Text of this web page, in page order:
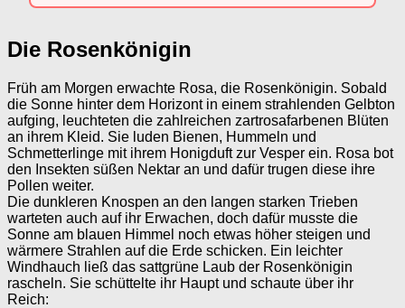
Die Rosenkönigin
Früh am Morgen erwachte Rosa, die Rosenkönigin. Sobald
die Sonne hinter dem Horizont in einem strahlenden Gelbton
aufging, leuchteten die zahlreichen zartrosafarbenen Blüten
an ihrem Kleid. Sie luden Bienen, Hummeln und
Schmetterlinge mit ihrem Honigduft zur Vesper ein. Rosa bot
den Insekten süßen Nektar an und dafür trugen diese ihre
Pollen weiter.
Die dunkleren Knospen an den langen starken Trieben
warteten auch auf ihr Erwachen, doch dafür musste die
Sonne am blauen Himmel noch etwas höher steigen und
wärmere Strahlen auf die Erde schicken. Ein leichter
Windhauch ließ das sattgrüne Laub der Rosenkönigin
rascheln. Sie schüttelte ihr Haupt und schaute über ihr
Reich: